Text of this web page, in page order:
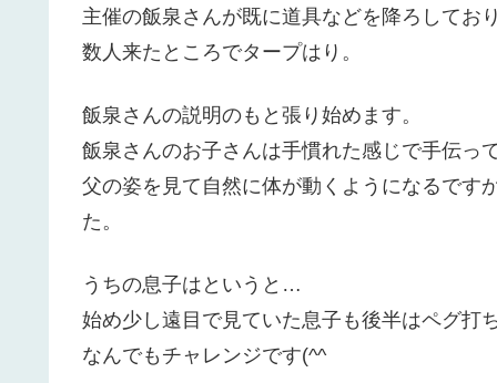
主催の飯泉さんが既に道具などを降ろしてお
数人来たところでタープはり。
飯泉さんの説明のもと張り始めます。
飯泉さんのお子さんは手慣れた感じで手伝っ
父の姿を見て自然に体が動くようになるです
た。
うちの息子はというと…
始め少し遠目で見ていた息子も後半はペグ打
なんでもチャレンジです(^^ゞ